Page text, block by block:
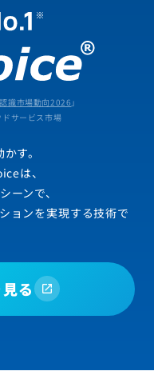
識市場動向2026 」
サービス市場
す。
は、
ーンで、
ョンを実現する技術で
る